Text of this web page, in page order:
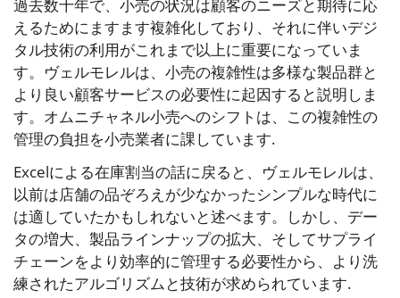
過去数十年で、小売の状況は顧客のニーズと期待に応
えるためにますます複雑化しており、それに伴いデジ
タル技術の利用がこれまで以上に重要になっていま
す。ヴェルモレルは、小売の複雑性は多様な製品群と
より良い顧客サービスの必要性に起因すると説明しま
す。オムニチャネル小売へのシフトは、この複雑性の
管理の負担を小売業者に課しています.
Excelによる在庫割当の話に戻ると、ヴェルモレルは、
以前は店舗の品ぞろえが少なかったシンプルな時代に
は適していたかもしれないと述べます。しかし、デー
タの増大、製品ラインナップの拡大、そしてサプライ
チェーンをより効率的に管理する必要性から、より洗
練されたアルゴリズムと技術が求められています.